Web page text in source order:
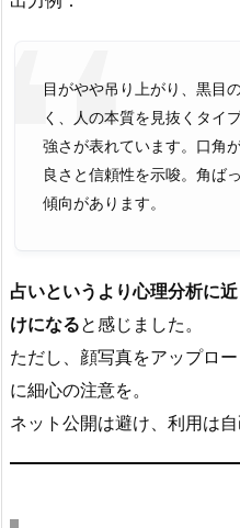
目がやや吊り上がり、黒目
く、人の本質を見抜くタイ
強さが表れています。口角
良さと信頼性を示唆。角ば
傾向があります。
占いというより心理分析に
けになると感じました。
ただし、顔写真をアップロ
に細心の注意を。
ネット公開は避け、利用は自